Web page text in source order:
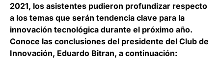
2021, los asistentes pudieron profundizar respecto
a los temas que serán tendencia clave para la
innovación tecnológica durante el próximo año.
Conoce las conclusiones del presidente del Club de
Innovación, Eduardo Bitran, a continuación: